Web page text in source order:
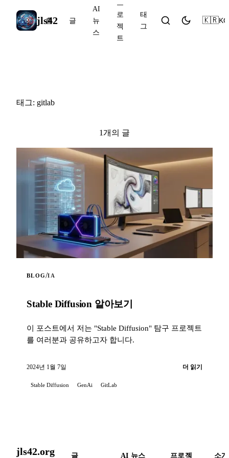
jls42
홈 글
AI
뉴
스
프
로
젝
트
태
그
🇰🇷KO
태그: gitlab
1개의 글
BLOG/IA
Stable Diffusion 알아보기
이 포스트에서 저는 "Stable Diffusion" 탐구 프로젝트
를 여러분과 공유하고자 합니다.
2024년 1월 7일 더 읽기
Stable Diffusion GenAi GitLab
jls42.org 글 AI 뉴스 프로젝 소개